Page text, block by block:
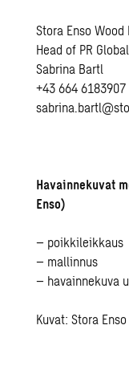
Stora Enso Wood
Head of PR Global
Sabrina Bartl
+43 664 6183907
Havainnekuvat
Enso)
– poikkileikkaus
– mallinnus
– havainnekuva
Kuvat: Stora Enso